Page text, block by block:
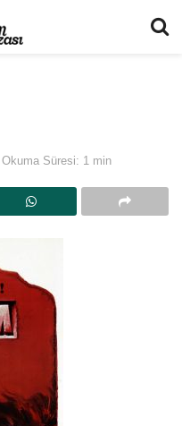
Okuma Süresi: 1 min